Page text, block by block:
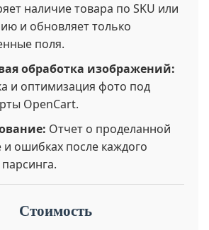
наличие товара по SKU или
и обновляет только
поля.
обработка изображений:
и оптимизация фото под
OpenCart.
Отчет о проделанной
и ошибках после каждого
Стоимость